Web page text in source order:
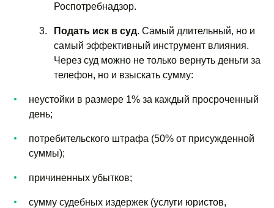
Роспотребнадзор.
Подать иск в суд. Самый длительный, но и
самый эффективный инструмент влияния.
Через суд можно не только вернуть деньги за
телефон, но и взыскать сумму:
неустойки в размере 1% за каждый просроченный
день;
потребительского штрафа (50% от присужденной
суммы);
причиненных убытков;
сумму судебных издержек (услуги юристов,